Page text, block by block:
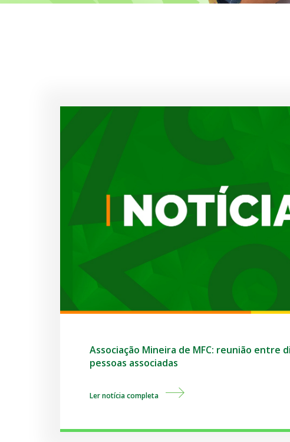
Associação Mineira de MFC: reunião entre
pessoas associadas
Ler notícia completa